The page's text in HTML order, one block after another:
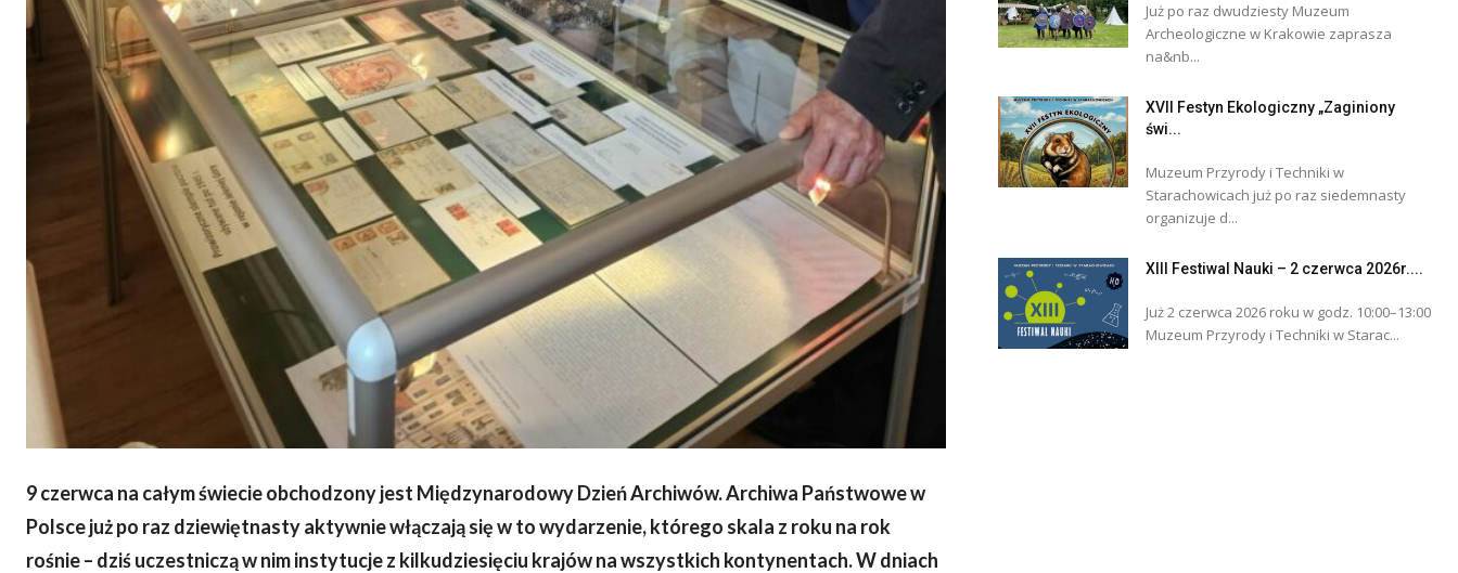
9 czerwca na całym świecie obchodzony jest Międzynarodowy Dzień Archiwów. Archiwa Państwowe w
Polsce już po raz dziewiętnasty aktywnie włączają się w to wydarzenie, którego skala z roku na rok
rośnie – dziś uczestniczą w nim instytucje z kilkudziesięciu krajów na wszystkich kontynentach. W dniach
Już po raz dwudziesty Muzeum
Archeologiczne w Krakowie zaprasza
na&nb...
XVII Festyn Ekologiczny „Zaginiony
świ...
Muzeum Przyrody i Techniki w
Starachowicach już po raz siedemnasty
organizuje d...
XIII Festiwal Nauki – 2 czerwca 2026r....
Już 2 czerwca 2026 roku w godz. 10:00–13:00
Muzeum Przyrody i Techniki w Starac...